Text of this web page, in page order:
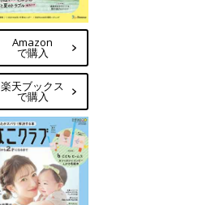
Amazon
で購入
楽天ブックス
で購入